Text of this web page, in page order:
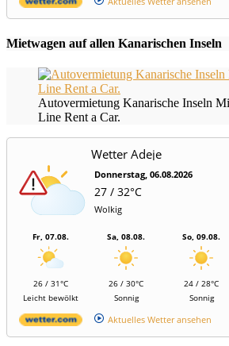
Mietwagen auf allen Kanarischen Inseln
Autovermietung Kanarische Inseln
Line Rent a Car.
Wetter Adeje
Donnerstag, 06.08.2026
27 / 32°C
Wolkig
Fr, 07.08.
26 / 31°C
Leicht bewölkt
Sa, 08.08.
26 / 30°C
Sonnig
So, 09.08.
24 / 28°C
Sonnig
Aktuelles Wetter ansehen